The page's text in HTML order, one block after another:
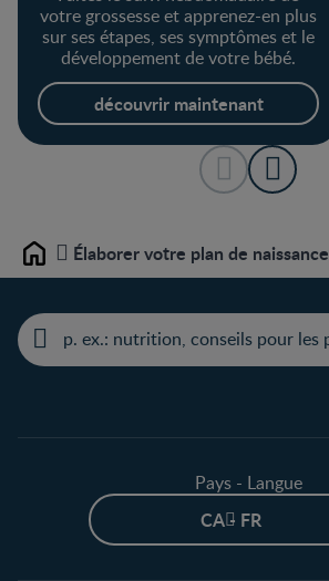
votre grossesse et apprenez-en plus
sur ses étapes, ses symptômes et le
développement de votre bébé.
découvrir maintenant
Home Élaborer votre plan de naissance
Pays - Langue
CA - FR